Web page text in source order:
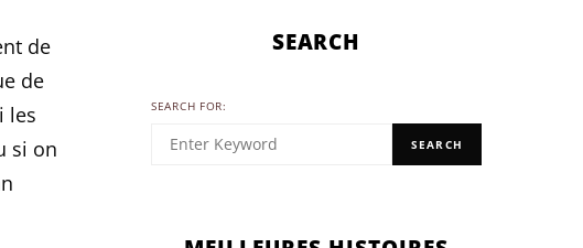
de
de
les
si on
SEARCH
SEARCH FOR:
SEARCH